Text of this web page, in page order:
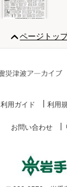
ページトッ
利用ガイド 利用
お問い合わせ